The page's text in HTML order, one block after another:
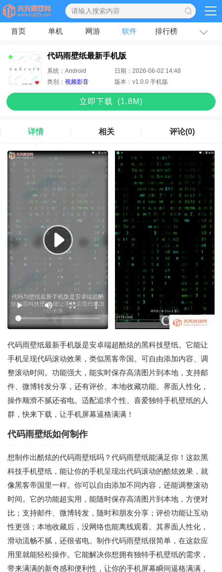
首页 单机 网游 软件 排行榜 专题
代码雨壁纸最新手机版
系统：Android 日期：2026-06-02 14:48
类别：视频影音 版本：v1.0.0 手机版
立即下载 (1.8M)
详情 相关 评论(0)
代码雨壁纸最新手机版是安卓端超酷炫的黑科技壁纸。它能让
手机呈现代码滚动效果，类似黑客帝国。可自由添加内容、调
整滚动时间。功能强大，能实时保存高清图片到本地，支持邮
件、微博转发分享，还有评价、本地收藏功能。界面人性化，
操作顺滑不腻还省电。适配追求个性、喜爱独特手机壁纸的人
群，快来下载，让手机屏幕逼格满满！
代码雨壁纸如何制作
想制作出酷炫的代码雨壁纸吗？代码雨壁纸能满足你！这款黑
科技手机壁纸，能让你的手机呈现出代码滚动的酷炫效果，就
像黑客帝国里一样。你可以自由添加不同内容，还能调整滚动
时间。它的功能超实用，能随时保存高清图片到本地，方便对
比；支持邮件、微博转发，随时和朋友分享；评价功能让互动
性更强；本地收藏后，没网络也能离线观看。其界面人性化，
滑动流畅不腻，还很省电。制作代码雨壁纸很简单，在这款应
用里就能轻松操作。它能解决你想拥有独特手机壁纸的需求，
带来满满的新奇感和便利性，让你的手机屏幕瞬间逼格满满，